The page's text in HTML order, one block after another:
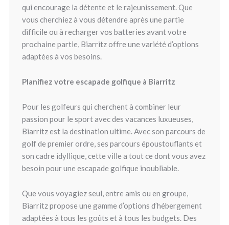
qui encourage la détente et le rajeunissement. Que
vous cherchiez à vous détendre après une partie
difficile ou à recharger vos batteries avant votre
prochaine partie, Biarritz offre une variété d’options
adaptées à vos besoins.
Planifiez votre escapade golfique à Biarritz
Pour les golfeurs qui cherchent à combiner leur
passion pour le sport avec des vacances luxueuses,
Biarritz est la destination ultime. Avec son parcours de
golf de premier ordre, ses parcours époustouflants et
son cadre idyllique, cette ville a tout ce dont vous avez
besoin pour une escapade golfique inoubliable.
Que vous voyagiez seul, entre amis ou en groupe,
Biarritz propose une gamme d’options d’hébergement
adaptées à tous les goûts et à tous les budgets. Des